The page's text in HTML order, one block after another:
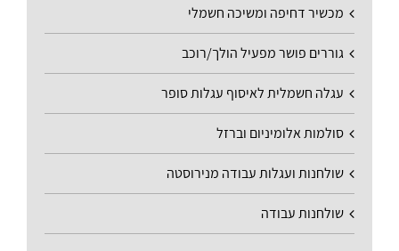
מכשיר דחיפה ומשיכה חשמלי
גוררים פושר מפעיל הולך/רוכב
עגלה חשמלית לאיסוף עגלות סופר
סולמות אלומיניום וברזל
שולחנות ועגלות עבודה מנירוסטה
שולחנות עבודה